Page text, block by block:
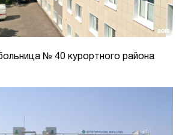
№ 40 курортного района